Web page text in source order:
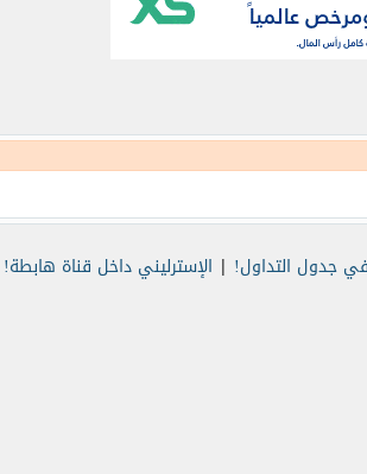
في جدول التداول! | الإسترليني داخل قناة هابطة!